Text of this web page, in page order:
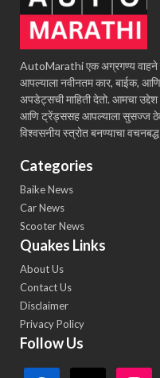
AutoMarathi एक अग्रगण्य वाहने
आपल्याला नवीनतम कार, बाईक,
अपडेट्सची माहिती देतो. आमचा उद्देश
आणि ट्रेंड्ससह आपल्याला सुसज्ज
विश्वसनीय स्त्रोत बनण्याचा
Categories
Baike News
Car News
Scooter News
Quakes Links
About Us
Contact Us
Disclaimer
Privacy Policy
Follow Us